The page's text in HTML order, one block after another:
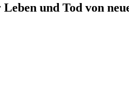
und Tod von